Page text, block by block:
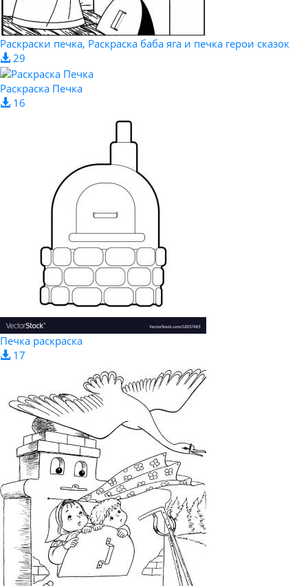
Раскраски печка, Раскраска баба яга и печка герои сказок
29
Раскраска Печка
16
Печка раскраска
17